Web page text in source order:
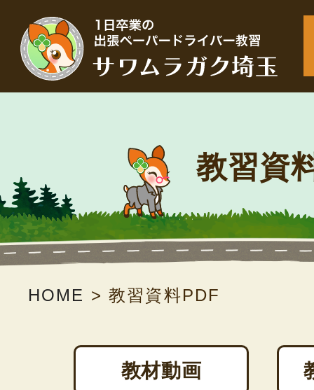
教習資
HOME >教習資料PDF
教材動画